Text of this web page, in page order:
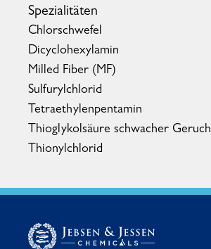
Spezialitäten
Chlorschwefel
Dicyclohexylamin
Milled Fiber (MF)
Sulfurylchlorid
Tetraethylenpentamin
Thioglykolsäure schwacher Geruch
Thionylchlorid